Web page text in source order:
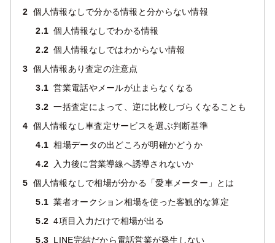
2 個人情報なしで分かる情報と分からない情報
2.1 個人情報なしでわかる情報
2.2 個人情報なしではわからない情報
3 個人情報あり査定の注意点
3.1 営業電話やメールが止まらなくなる
3.2 一括査定によって、逆に比較しづらくなることも
4 個人情報なし車査定サービスを選ぶ判断基準
4.1 相場データの出どころが明確かどうか
4.2
入力後に営業導線へ誘導されないか
5 個人情報なしで相場が分かる「愛車メーター」とは
5.1 業者オークション相場を使った客観的な算定
5.2 4項目入力だけで相場が出る
5.3 LINE完結だから電話営業が発生しない